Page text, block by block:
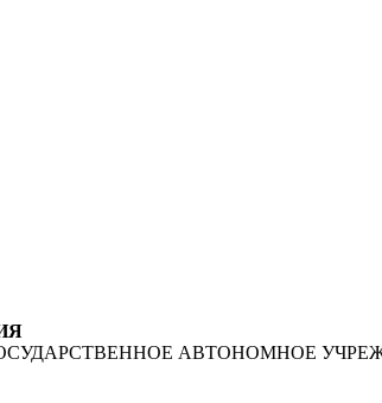
АВТОНОМНОЕ